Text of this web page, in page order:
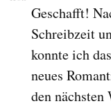
Geschafft!
Schreibzeit
konnte ich
neues
den
add_circle_outline
spellcheck Lesbare